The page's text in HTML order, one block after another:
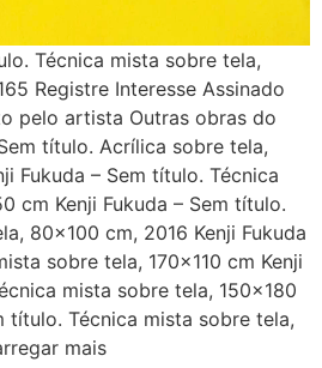
Técnica mista sobre tela,
Registre Interesse Assinado
pelo artista Outras obras do
título. Acrílica sobre tela,
Fukuda – Sem título. Técnica
cm Kenji Fukuda – Sem título.
80×100 cm, 2016 Kenji Fukuda
sobre tela, 170×110 cm Kenji
mista sobre tela, 150×180
título. Técnica mista sobre tela,
mais